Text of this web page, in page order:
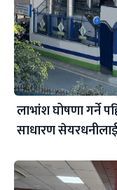
लाभांश घोषणा गर्ने
साधारण